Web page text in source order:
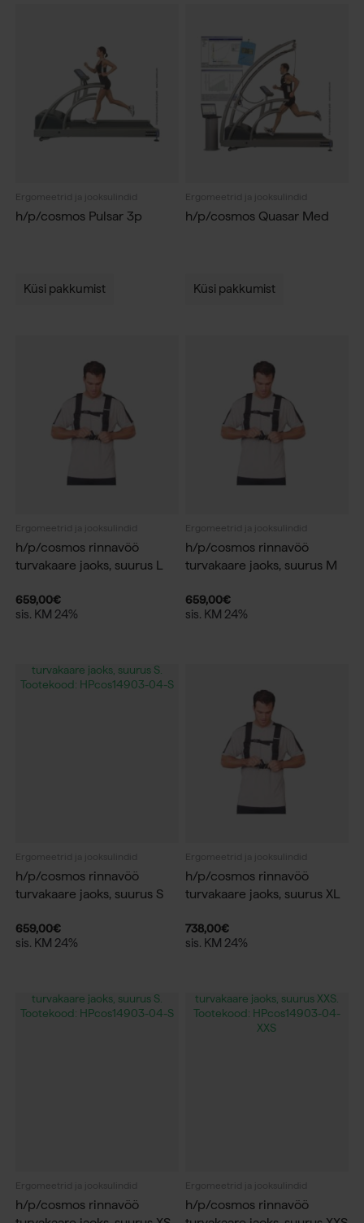
Ergomeetrid ja jooksulindid
h/p/cosmos Pulsar 3p
Küsi pakkumist
Ergomeetrid ja jooksulindid
h/p/cosmos Quasar Med
Küsi pakkumist
Ergomeetrid ja jooksulindid
h/p/cosmos rinnavöö
turvakaare jaoks, suurus L
659,00€
sis. KM 24%
Ergomeetrid ja jooksulindid
h/p/cosmos rinnavöö
turvakaare jaoks, suurus M
659,00€
sis. KM 24%
Ergomeetrid ja jooksulindid
h/p/cosmos rinnavöö
turvakaare jaoks, suurus S
659,00€
sis. KM 24%
Ergomeetrid ja jooksulindid
h/p/cosmos rinnavöö
turvakaare jaoks, suurus XL
738,00€
sis. KM 24%
Ergomeetrid ja jooksulindid
h/p/cosmos rinnavöö
Ergomeetrid ja jooksulindid
h/p/cosmos rinnavöö